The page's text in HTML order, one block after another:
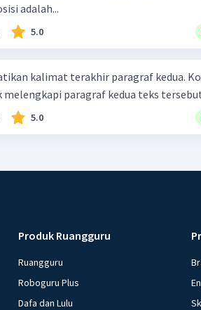
adalah...
5.0
kalimat terakhir paragraf kedua.
melengkapi paragraf kedua teks tersebut
5.0
Produk Ruangguru
Ruangguru
Roboguru Plus
Dafa dan Lulu